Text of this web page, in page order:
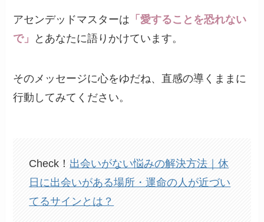
アセンデッドマスターは 「愛することを恐れない
で」
とあなたに語りかけています。
そのメッセージに心をゆだね、直感の導くままに
行動してみてください。
Check！ 出会いがない悩みの解決方法｜休
日に出会いがある場所・運命の人が近づい
てるサインとは？